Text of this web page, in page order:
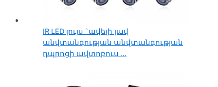
IR LED լույս `ավելի լավ
անվտանգության անվտանգության
դպրոցի ավտոբուս ...